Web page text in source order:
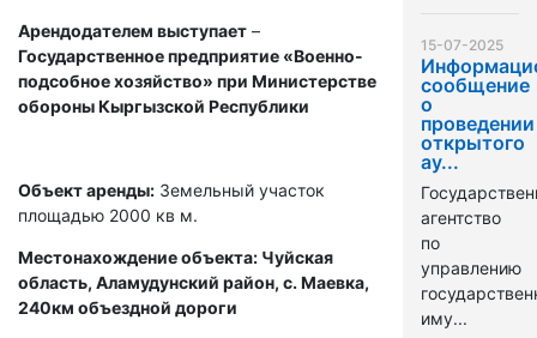
Арендодателем выступает –
Государственное предприятие «Военно-
подсобное хозяйство» при Министерстве
обороны Кыргызской Республики
Объект аренды: Земельный участок
площадью 2000 кв м.
Местонахождение объекта: Чуйская
область, Аламудунский район, с. Маевка,
240км объездной дороги
15-07-2025
сообщение
о
проведении
открытого
ау...
агентство
по
управлению
иму...